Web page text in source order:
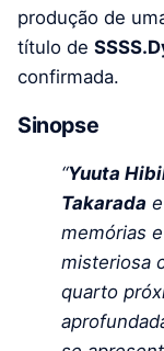
produção de
título de
confirmada.
Sinopse
“Yuuta
Takarada
memórias
misteriosa
quarto